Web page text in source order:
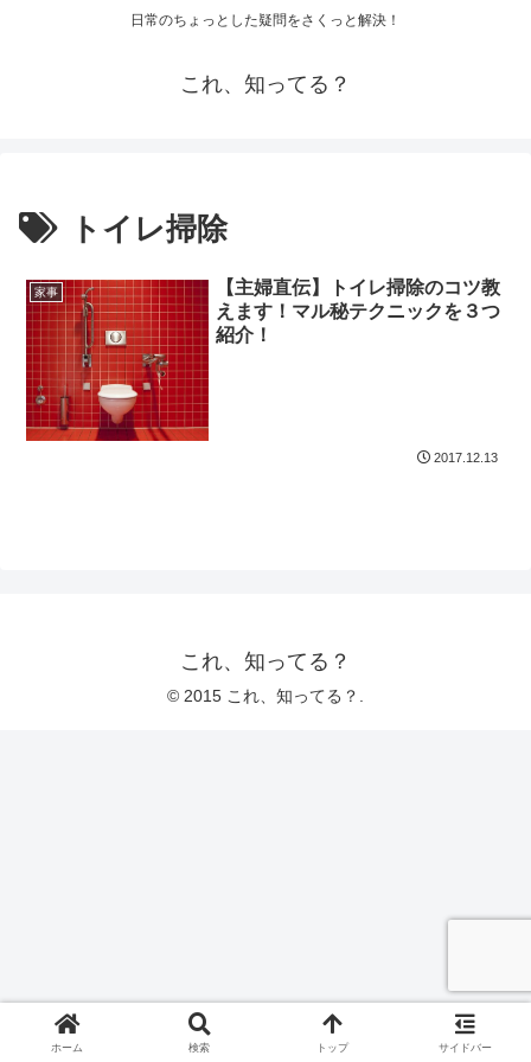
日常のちょっとした疑問をさくっと解決！
これ、知ってる？
トイレ掃除
家事
【主婦直伝】トイレ掃除のコツ教
えます！マル秘テクニックを３つ
紹介！
2017.12.13
これ、知ってる？
© 2015 これ、知ってる？.
ホーム 検索 トップ サイドバー